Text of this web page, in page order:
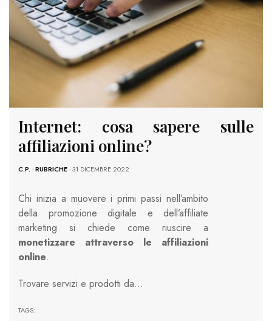
Internet: cosa sapere sulle
affiliazioni online?
C.P. -RUBRICHE- 31 DICEMBRE 2022
Chi inizia a muovere i primi passi nell’ambito
della promozione digitale e dell’affiliate
marketing si chiede come riuscire a
monetizzare attraverso le affiliazioni
online.
Trovare servizi e prodotti da…
TAGS: